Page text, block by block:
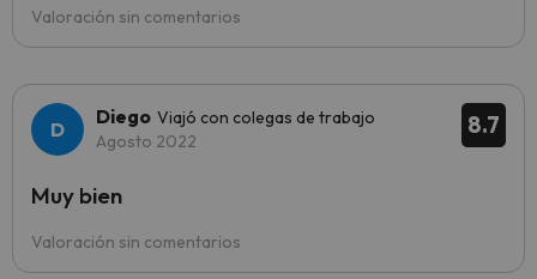
Valoración sin comentarios
8.7
Diego Viajó con colegas de trabajo
Agosto 2022
Valoración sin comentarios
Muy bien